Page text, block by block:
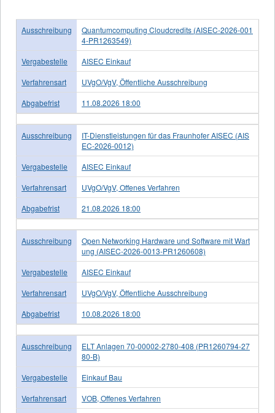
Ausschreibung
Quantumcomputing Cloudcredits (AISEC-2026-001
4-PR1263549)
Vergabestelle
AISEC Einkauf
Verfahrensart
UVgO/VgV, Öffentliche Ausschreibung
Abgabefrist
11.08.2026 18:00
Ausschreibung
IT-Dienstleistungen für das Fraunhofer AISEC (AIS
EC-2026-0012)
Vergabestelle
AISEC Einkauf
Verfahrensart
UVgO/VgV, Offenes Verfahren
Abgabefrist
21.08.2026 18:00
Ausschreibung
Open Networking Hardware und Software mit Wart
ung (AISEC-2026-0013-PR1260608)
Vergabestelle
AISEC Einkauf
Verfahrensart
UVgO/VgV, Öffentliche Ausschreibung
Abgabefrist
10.08.2026 18:00
Ausschreibung
ELT Anlagen 70-00002-2780-408 (PR1260794-27
80-B)
Vergabestelle
Einkauf Bau
Verfahrensart
VOB, Offenes Verfahren